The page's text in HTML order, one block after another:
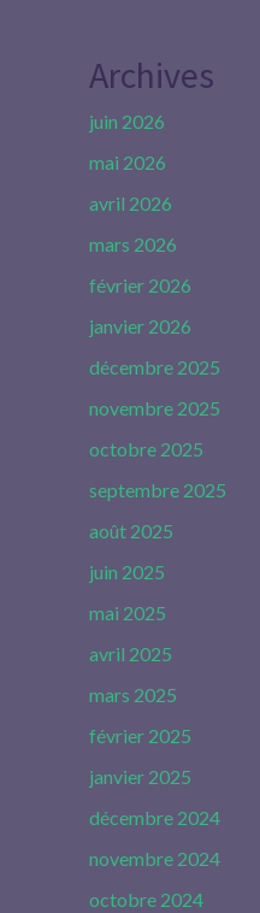
Archives
juin 2026
mai 2026
avril 2026
mars 2026
février 2026
janvier 2026
décembre 2025
novembre 2025
octobre 2025
septembre 2025
août 2025
juin 2025
mai 2025
avril 2025
mars 2025
février 2025
janvier 2025
décembre 2024
novembre 2024
octobre 2024